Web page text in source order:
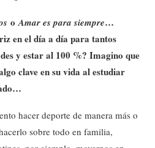
oAmar es para siempre…
en el día a día para tantos
y estar al 100 %? Imagino que
clave en su vida al estudiar
hacer deporte de manera más o
sobre todo en familia,